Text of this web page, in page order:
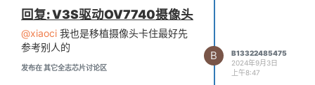
[MAX_FILE_NAME_LEN];
int mCurPlayIndex;
int mRealFileNum;
sem_t mPreparedSem;
}DemoPlayerContext;
c01e454c>] (__getblk_gfp+0xd
c/0x374)
[ 1351.062280] [<c01e454c>]
(__getblk_gfp) from [<c0260f
198/0x490)
回复: V3S驱动OV7740摄像头
@xiaoci 我也是移植摄像头卡住最好先
参考别人的
发布在 其它全志芯片讨论区
B
B13322485475
2024年9月3日
上午8:47